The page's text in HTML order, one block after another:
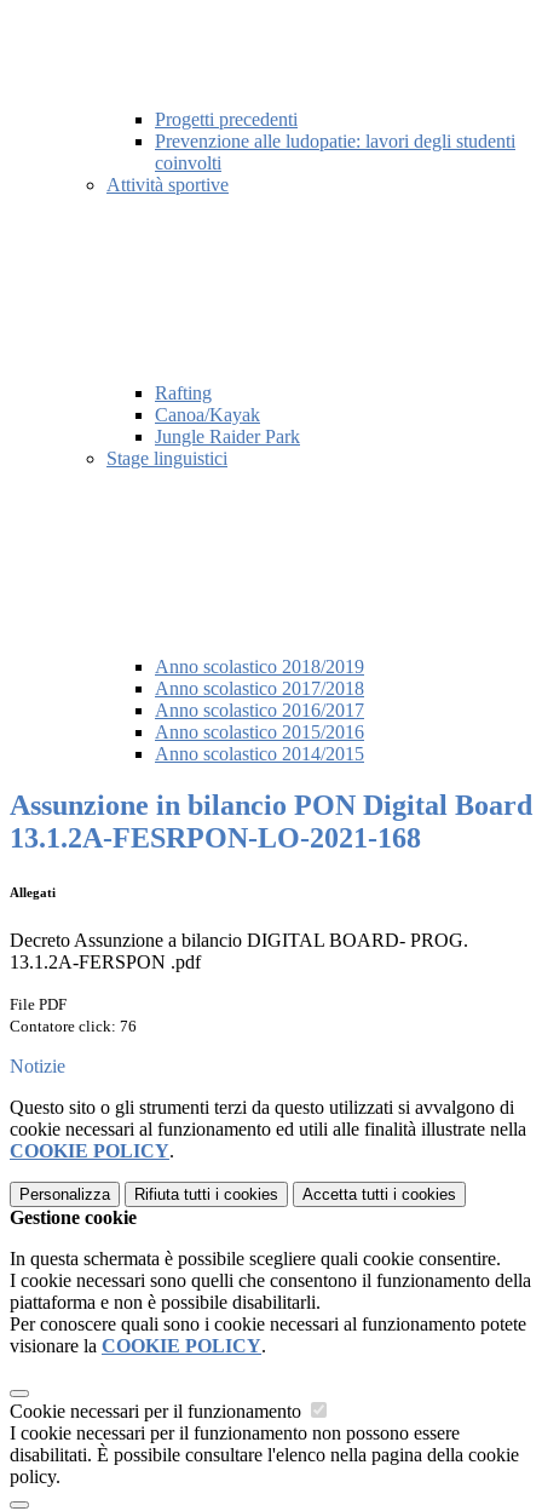
Progetti precedenti
Prevenzione alle ludopatie: lavori degli studenti
coinvolti
Attività sportive
Rafting
Canoa/Kayak
Jungle Raider Park
Stage linguistici
Anno scolastico 2018/2019
Anno scolastico 2017/2018
Anno scolastico 2016/2017
Anno scolastico 2015/2016
Anno scolastico 2014/2015
Assunzione in bilancio PON Digital Board
13.1.2A-FESRPON-LO-2021-168
Allegati
Decreto Assunzione a bilancio DIGITAL BOARD- PROG.
13.1.2A-FERSPON .pdf
File PDF
Contatore click: 76
Notizie
Questo sito o gli strumenti terzi da questo utilizzati si avvalgono di
cookie necessari al funzionamento ed utili alle finalità illustrate nella
COOKIE POLICY.
Personalizza Rifiuta tutti i cookies Accetta tutti i cookies
Gestione cookie
In questa schermata è possibile scegliere quali cookie consentire.
I cookie necessari sono quelli che consentono il funzionamento della
piattaforma e non è possibile disabilitarli.
Per conoscere quali sono i cookie necessari al funzionamento potete
visionare la COOKIE POLICY.
Cookie necessari per il funzionamento
I cookie necessari per il funzionamento non possono essere
disabilitati. È possibile consultare l'elenco nella pagina della cookie
policy.